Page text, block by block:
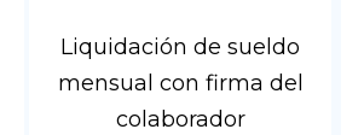
Liquidación de sueldo
mensual con firma del
colaborador